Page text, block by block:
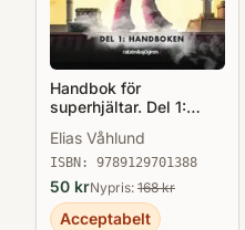
Handbok för
superhjältar. Del 1:
Elias Våhlund
ISBN: 9789129701388
50 krNypris: 168kr
Acceptabelt